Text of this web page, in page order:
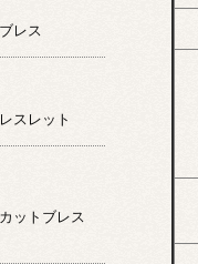
レス
スレット
ットブレス